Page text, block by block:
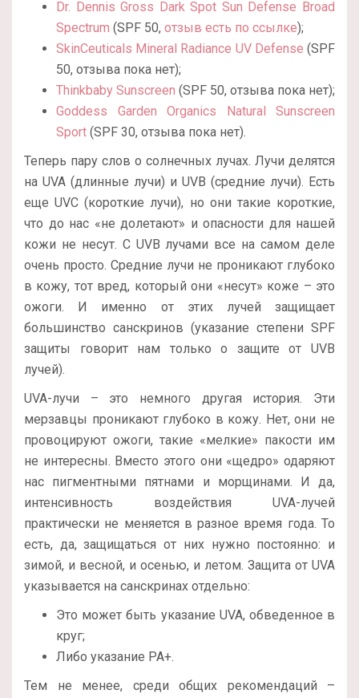
Dr. Dennis Gross Dark Spot Sun Defense Broad
Spectrum (SPF 50, отзыв есть по ссылке);
SkinCeuticals Mineral Radiance UV Defense (SPF
50, отзыва пока нет);
Thinkbaby Sunscreen (SPF 50, отзыва пока нет);
Goddess Garden Organics Natural Sunscreen
Sport (SPF 30, отзыва пока нет).
Теперь пару слов о солнечных лучах. Лучи делятся
на UVA (длинные лучи) и UVB (средние лучи). Есть
еще UVC (короткие лучи), но они такие короткие,
что до нас «не долетают» и опасности для нашей
кожи не несут. С UVB лучами все на самом деле
очень просто. Средние лучи не проникают глубоко
в кожу, тот вред, который они «несут» коже – это
ожоги. И именно от этих лучей защищает
большинство санскринов (указание степени SPF
защиты говорит нам только о защите от UVB
лучей).
UVA-лучи – это немного другая история. Эти
мерзавцы проникают глубоко в кожу. Нет, они не
провоцируют ожоги, такие «мелкие» пакости им
не интересны. Вместо этого они «щедро» одаряют
нас пигментными пятнами и морщинами. И да,
интенсивность воздействия UVA-лучей
практически не меняется в разное время года. То
есть, да, защищаться от них нужно постоянно: и
зимой, и весной, и осенью, и летом. Защита от UVA
указывается на санскринах отдельно:
Это может быть указание UVA, обведенное в
круг;
Либо указание PA+.
Тем не менее, среди общих рекомендаций –